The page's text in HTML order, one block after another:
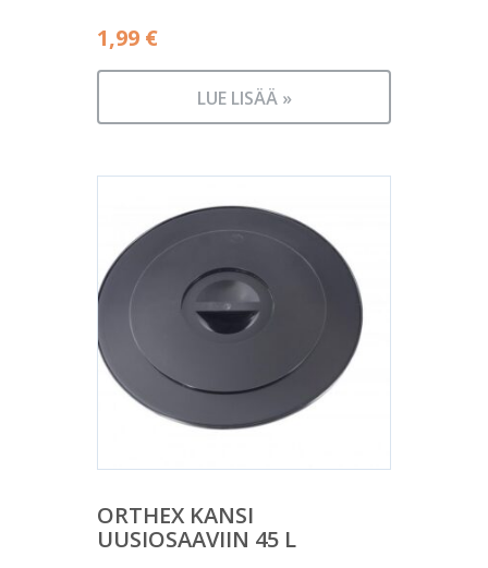
1,99 €
LUE LISÄÄ »
ORTHEX KANSI
UUSIOSAAVIIN 45 L